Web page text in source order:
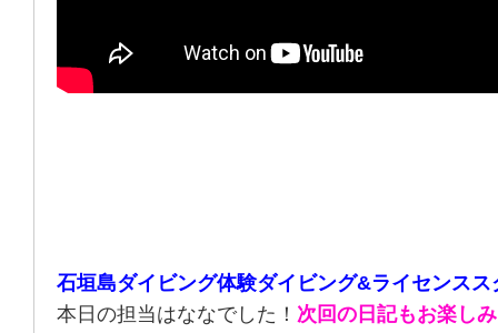
石垣島ダイビング体験ダイビング&ライセンスス
本日の担当はななでした！ 次回の日記もお楽し